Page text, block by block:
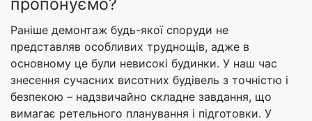
пропонуємо?
Раніше демонтаж будь-якої споруди не
представляв особливих труднощів, адже в
основному це були невисокі будинки. У наш час
знесення сучасних висотних будівель з точністю і
безпекою – надзвичайно складне завдання, що
вимагає ретельного планування і підготовки. У